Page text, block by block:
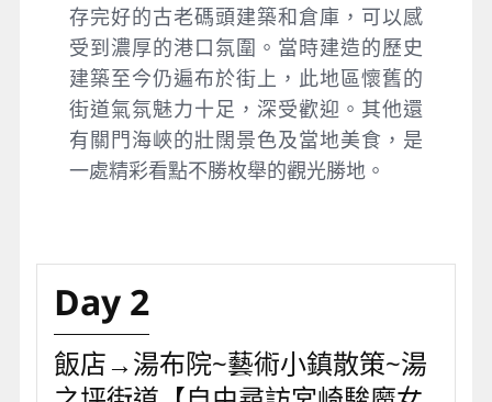
存完好的古老碼頭建築和倉庫，可以感
受到濃厚的港口氛圍。當時建造的歷史
建築至今仍遍布於街上，此地區懷舊的
街道氣氛魅力十足，深受歡迎。其他還
有關門海峽的壯闊景色及當地美食，是
一處精彩看點不勝枚舉的觀光勝地。
Day 2
飯店→湯布院~藝術小鎮散策~湯